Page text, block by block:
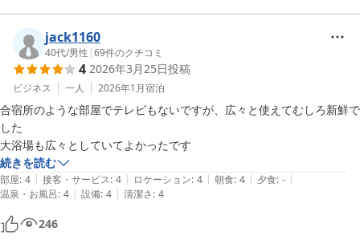
jack1160
40代/男性 |69件のクチコミ
4 2026年3月25日投稿
ビジネス 一人 2026年1月宿泊
合宿所のような部屋でテレビもないですが、広々と使えてむしろ新鮮で
した
大浴場も広々としていてよかったです
続きを読む
部屋: 4 | 接客・サービス: 4 | ロケーション: 4 | 朝食: 4 | 夕食: - |
温泉・お風呂: 4 | 設備: 4 | 清潔さ: 4
246